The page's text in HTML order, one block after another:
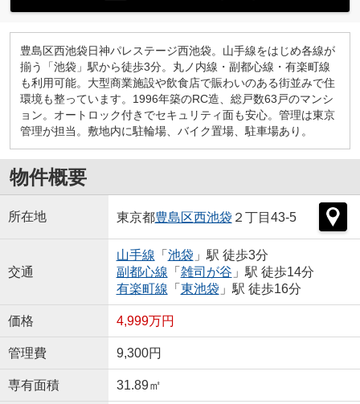
豊島区西池袋日神パレステージ西池袋。山手線をはじめ各線が
揃う「池袋」駅から徒歩3分。丸ノ内線・副都心線・有楽町線
も利用可能。大型商業施設や飲食店で賑わいのある街並みで住
環境も整っています。1996年築のRC造、総戸数63戸のマンシ
ョン。オートロック付きでセキュリティ面も安心。管理は東京
管理が担当。敷地内に駐輪場、バイク置場、駐車場あり。
物件概要
所在地 東京都豊島区西池袋 ２丁目43-5
交通
山手線 「 池袋 」駅 徒歩3分
副都心線 「 雑司が谷 」駅 徒歩14分
有楽町線 「 東池袋 」駅 徒歩16分
価格 4,999万円
管理費 9,300円
専有面積 31.89㎡